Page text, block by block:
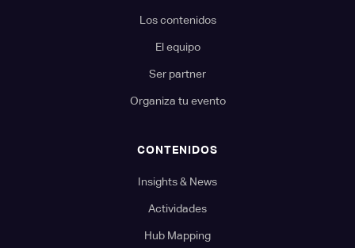
Los contenidos
El equipo
Ser partner
Organiza tu evento
CONTENIDOS
Insights & News
Actividades
Hub Mapping